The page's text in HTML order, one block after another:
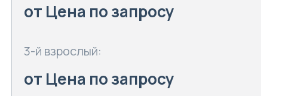
от Цена по запросу
3-й взрослый:
от Цена по запросу